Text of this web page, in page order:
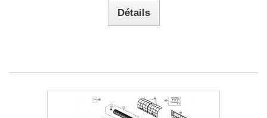
Détails